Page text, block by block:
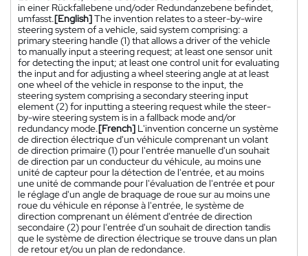
in einer Rückfallebene und/oder Redundanzebene befindet,
umfasst.[English]The invention relates to a steer-by-wire
steering system of a vehicle, said system comprising: a
primary steering handle (1) that allows a driver of the vehicle
to manually input a steering request; at least one sensor unit
for detecting the input; at least one control unit for evaluating
the input and for adjusting a wheel steering angle at at least
one wheel of the vehicle in response to the input, the
steering system comprising a secondary steering input
element (2) for inputting a steering request while the steer-
by-wire steering system is in a fallback mode and/or
redundancy mode.[French] L'invention concerne un système
de direction électrique d'un véhicule comprenant un volant
de direction primaire (1) pour l'entrée manuelle d'un souhait
de direction par un conducteur du véhicule, au moins une
unité de capteur pour la détection de l'entrée, et au moins
une unité de commande pour l'évaluation de l'entrée et pour
le réglage d'un angle de braquage de roue sur au moins une
roue du véhicule en réponse à l'entrée, le système de
direction comprenant un élément d'entrée de direction
secondaire (2) pour l'entrée d'un souhait de direction tandis
que le système de direction électrique se trouve dans un plan
de retour et/ou un plan de redondance.